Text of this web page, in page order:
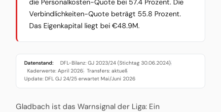
die Personalkosten-Quote bei 57.4 Prozent. Die
Verbindlichkeiten-Quote beträgt 55.8 Prozent.
Das Eigenkapital liegt bei €48.9M.
Datenstand: DFL-Bilanz: GJ 2023/24 (Stichtag 30.06.2024)·
Kaderwerte: April 2026· Transfers: aktuell·
Update: DFL GJ 24/25 erwartet Mai/Juni 2026
Gladbach ist das Warnsignal der Liga: Ein